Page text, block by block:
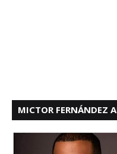
MICTOR FERNÁNDEZ